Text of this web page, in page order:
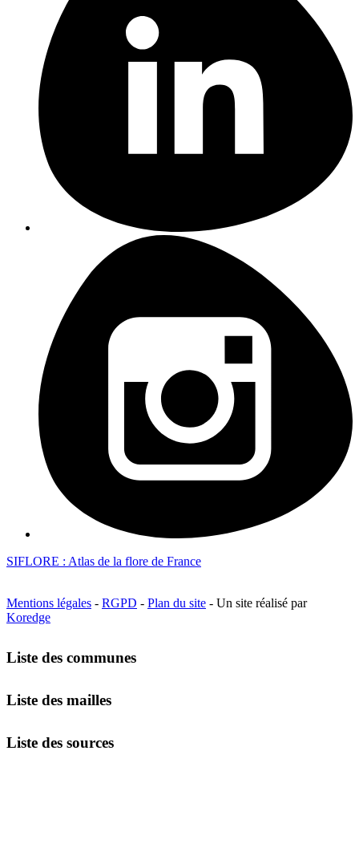
SIFLORE : Atlas de la flore de France
Mentions légales - RGPD - Plan du site - Un site réalisé par
Koredge
Liste des communes
Liste des mailles
Liste des sources